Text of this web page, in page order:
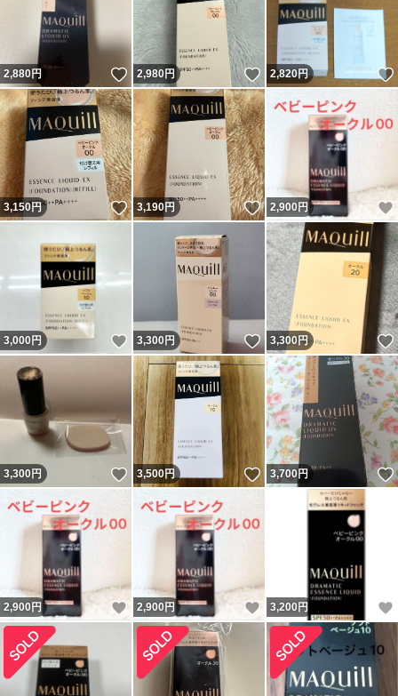
2,880円 いいね！
2,980円 いいね！
2,820円
3,150円 いいね！
3,190円 いいね！
2,900 円
3,000円 いいね！
3,300円 いいね！
3,300 円
3,300円 いいね！
3,500円 いいね！
3,700円
2,900 円 いいね！
2,900 円 いいね！
3,200 円